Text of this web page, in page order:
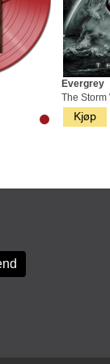
Kjøp
Evergrey
The Storm